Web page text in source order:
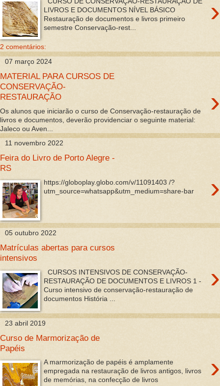
›
LIVROS E DOCUMENTOS NÍVEL BÁSICO
Restauração de documentos e livros primeiro
semestre Conservação-rest...
2 comentários:
07 março 2024
MATERIAL PARA CURSOS DE
CONSERVAÇÃO-
RESTAURAÇÃO
›
Os alunos que iniciarão o curso de Conservação-restauração de
livros e documentos, deverão providenciar o seguinte material:
Jaleco ou Aven...
11 novembro 2022
Feira do Livro de Porto Alegre -
RS
›
https://globoplay.globo.com/v/11091403 /?
utm_source=whatsapp&utm_medium=share-bar
05 outubro 2022
Matrículas abertas para cursos
intensivos
›
CURSOS INTENSIVOS DE CONSERVAÇÃO-
RESTAURAÇÃO DE DOCUMENTOS E LIVROS 1 -
Curso intensivo de conservação-restauração de
documentos História ...
23 abril 2019
Curso de Marmorização de
Papéis
›
A marmorização de papéis é amplamente
empregada na restauração de livros antigos, livros
de memórias, na confecção de livros